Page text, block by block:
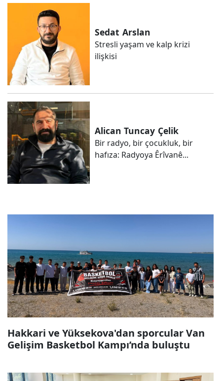
Sedat Arslan
Stresli yaşam ve kalp krizi
ilişkisi
Alican Tuncay Çelik
Bir radyo, bir çocukluk, bir
hafıza: Radyoya Êrîvanê...
Hakkari ve Yüksekova'dan sporcular Van
Gelişim Basketbol Kampı’nda buluştu